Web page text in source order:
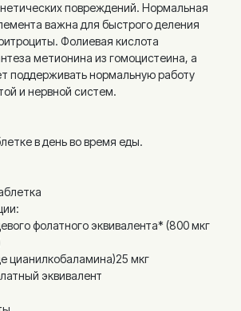
повреждений. Нормальная
важна для быстрого деления
Фолиевая кислота
метионина из гомоцистеина, а
поддерживать нормальную работу
и нервной систем.
в день во время еды.
фолатного эквивалента* (800 мкг
цианилкобаламина)25 мкг
эквивалент